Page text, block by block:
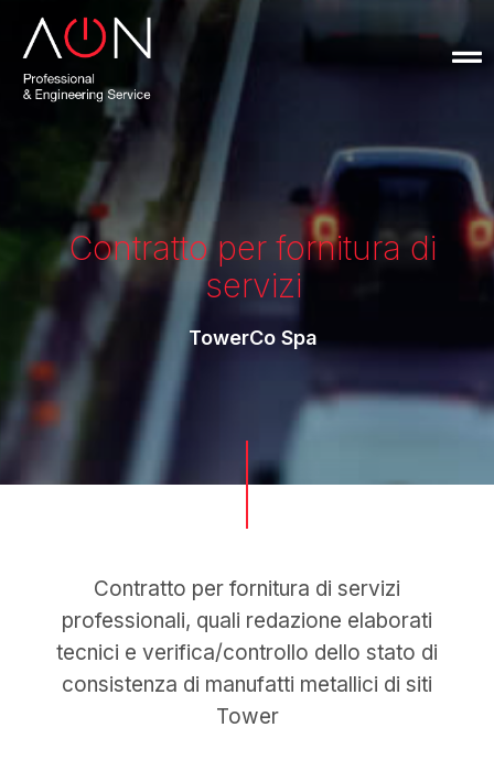
Contratto per fornitura di
servizi
TowerCo Spa
Contratto per fornitura di servizi
professionali, quali redazione elaborati
tecnici e verifica/controllo dello stato di
consistenza di manufatti metallici di siti
Tower